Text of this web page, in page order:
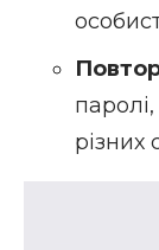
різних